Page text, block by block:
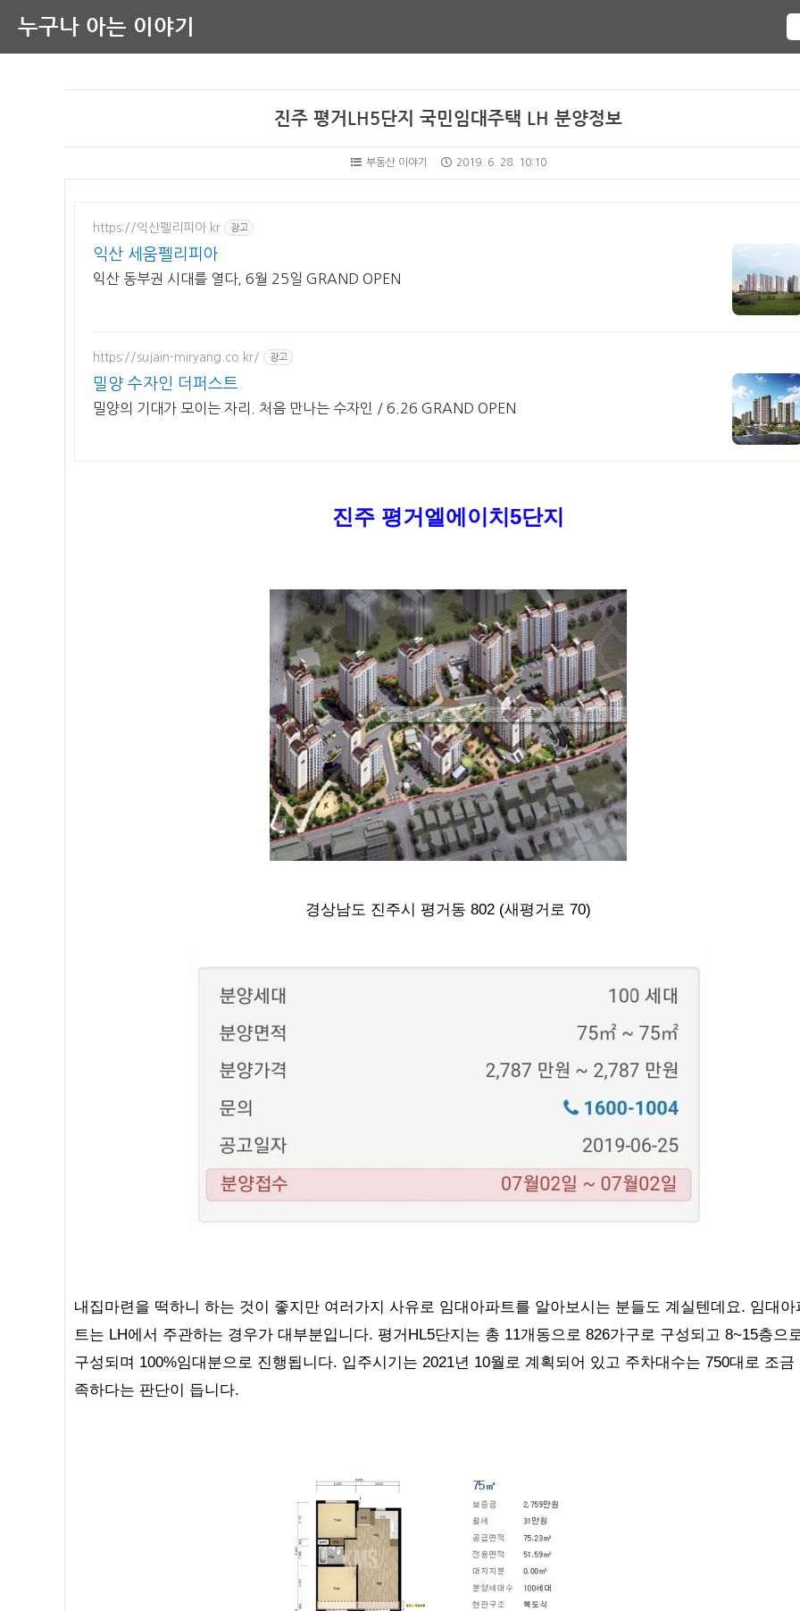
누구나 아는 이야기
진주 평거LH5단지 국민임대주택 LH 분양정보
부동산 이야기 2019. 6. 28. 10:10
https://익산펠리피아.kr 광고
익산 세움펠리피아
익산 동부권 시대를 열다, 6월 25일 GRAND OPEN
https://sujain-miryang.co.kr/ 광고
밀양 수자인 더퍼스트
밀양의 기대가 모이는 자리. 처음 만나는 수자인 / 6.26 GRAND OPEN
진주 평거엘에이치5단지
경상남도 진주시 평거동 802 (새평거로 70)
내집마련을 떡하니 하는 것이 좋지만 여러가지 사유로 임대아파트를 알아보시는 분들도 계실텐데요. 임대아
트는 LH에서 주관하는 경우가 대부분입니다. 평거HL5단지는 총 11개동으로 826가구로 구성되고 8~15층으
구성되며 100%임대분으로 진행됩니다. 입주시기는 2021년 10월로 계획되어 있고 주차대수는 750대로 조금
족하다는 판단이 듭니다.